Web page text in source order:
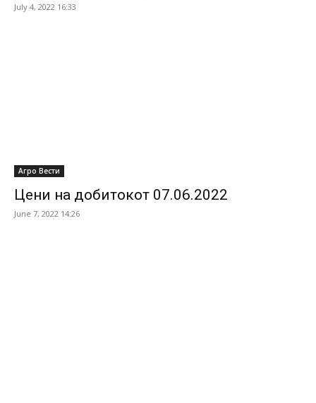
July 4, 2022 16:33
Агро Вести
Цени на добитокот 07.06.2022
June 7, 2022 14:26